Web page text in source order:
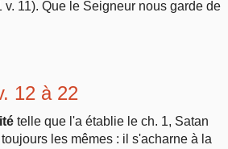
v. 11). Que le Seigneur nous garde de
12 à 22
telle que l'a établie le ch. 1, Satan
les mêmes : il s'acharne à la